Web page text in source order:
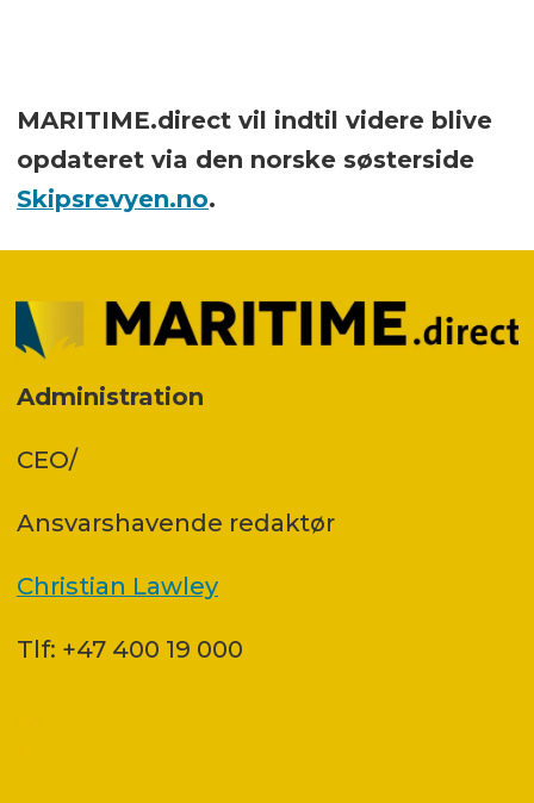
MARITIME.direct vil indtil videre blive
opdateret via den norske søsterside
Skipsrevyen.no.
Administration
CEO/
Ansvars­havende redaktør
Christian Lawley
Tlf: +47 400 19 000